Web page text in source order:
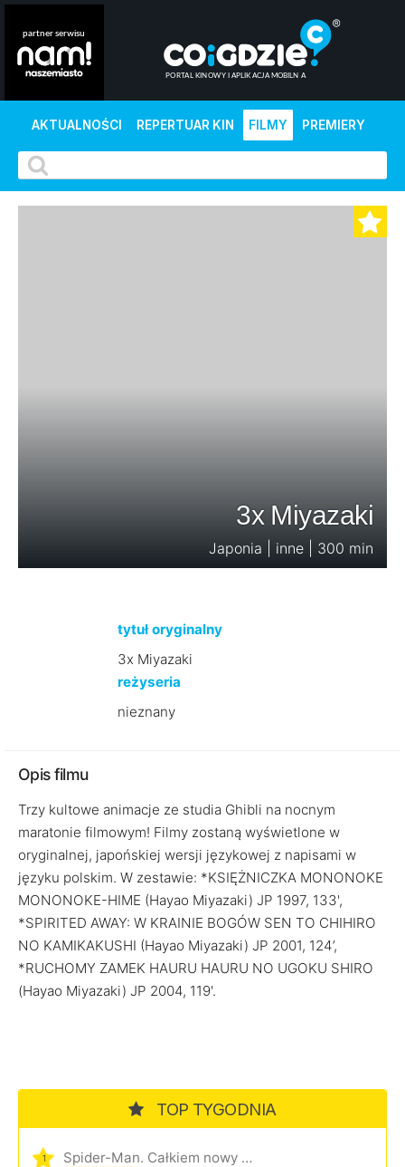
AKTUALNOŚCI REPERTUAR KIN FILMY PREMIERY
3x Miyazaki
Japonia | inne | 300 min
tytuł oryginalny
3x Miyazaki
reżyseria
nieznany
Opis filmu
Trzy kultowe animacje ze studia Ghibli na nocnym
maratonie filmowym! Filmy zostaną wyświetlone w
oryginalnej, japońskiej wersji językowej z napisami w
języku polskim. W zestawie: *KSIĘŻNICZKA MONONOKE
MONONOKE-HIME (Hayao Miyazaki) JP 1997, 133',
*SPIRITED AWAY: W KRAINIE BOGÓW SEN TO CHIHIRO
NO KAMIKAKUSHI (Hayao Miyazaki) JP 2001, 124’,
*RUCHOMY ZAMEK HAURU HAURU NO UGOKU SHIRO
(Hayao Miyazaki) JP 2004, 119'.
TOP TYGODNIA
1 Spider-Man. Całkiem nowy dzień